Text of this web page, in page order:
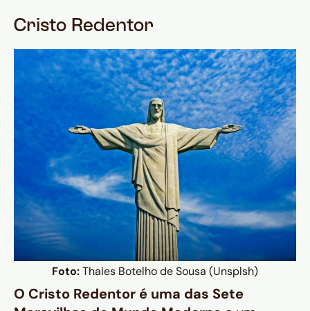
Cristo Redentor
Foto:Thales Botelho de Sousa (Unsplsh)
O Cristo Redentor é uma das Sete